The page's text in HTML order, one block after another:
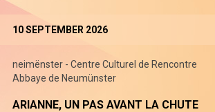
10 SEPTEMBER 2026
neimënster - Centre Culturel de Rencontre
Abbaye de Neumünster
ARIANNE, UN PAS AVANT LA CHUTE